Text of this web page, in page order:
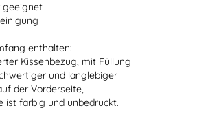
geeignet
enthalten:
Kissenbezug, mit Füllung
und langlebiger
der Vorderseite,
ist farbig und unbedruckt.